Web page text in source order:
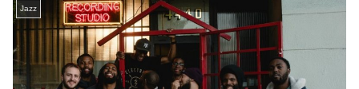
Jazz